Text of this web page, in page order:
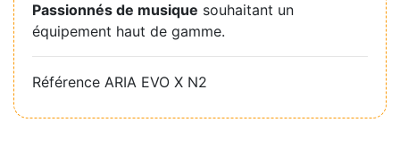
Passionnés de musique souhaitant un
équipement haut de gamme.
Référence ARIA EVO X N2